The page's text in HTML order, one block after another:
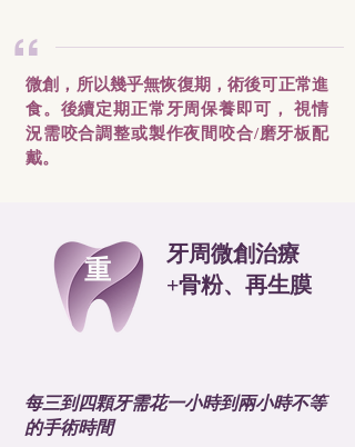
“微創，所以幾乎無恢復期，術後可正常進
食。後續定期正常牙周保養即可， 視情
況需咬合調整或製作夜間咬合/磨牙板配
戴。
重
牙周微創治療
​+骨粉、再生膜
每三到四顆牙需花一小時到兩小時不等
的手術時間